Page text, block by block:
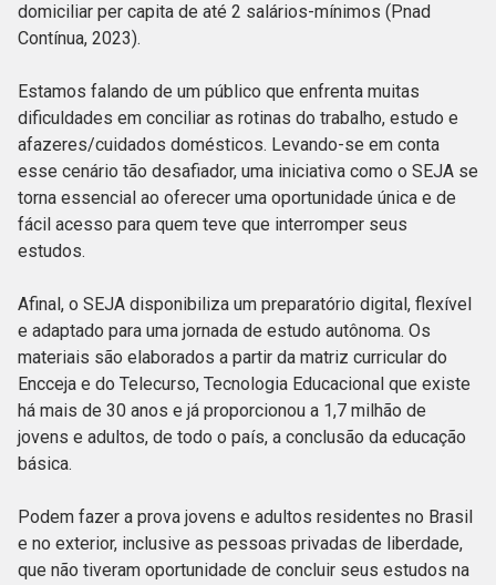
domiciliar per capita de até 2 salários-mínimos (Pnad
Contínua, 2023).
Estamos falando de um público que enfrenta muitas
dificuldades em conciliar as rotinas do trabalho, estudo e
afazeres/cuidados domésticos. Levando-se em conta
esse cenário tão desafiador, uma iniciativa como o SEJA se
torna essencial ao oferecer uma oportunidade única e de
fácil acesso para quem teve que interromper seus
estudos.
Afinal, o SEJA disponibiliza um preparatório digital, flexível
e adaptado para uma jornada de estudo autônoma. Os
materiais são elaborados a partir da matriz curricular do
Encceja e do Telecurso, Tecnologia Educacional que existe
há mais de 30 anos e já proporcionou a 1,7 milhão de
jovens e adultos, de todo o país, a conclusão da educação
básica.
Podem fazer a prova jovens e adultos residentes no Brasil
e no exterior, inclusive as pessoas privadas de liberdade,
que não tiveram oportunidade de concluir seus estudos na